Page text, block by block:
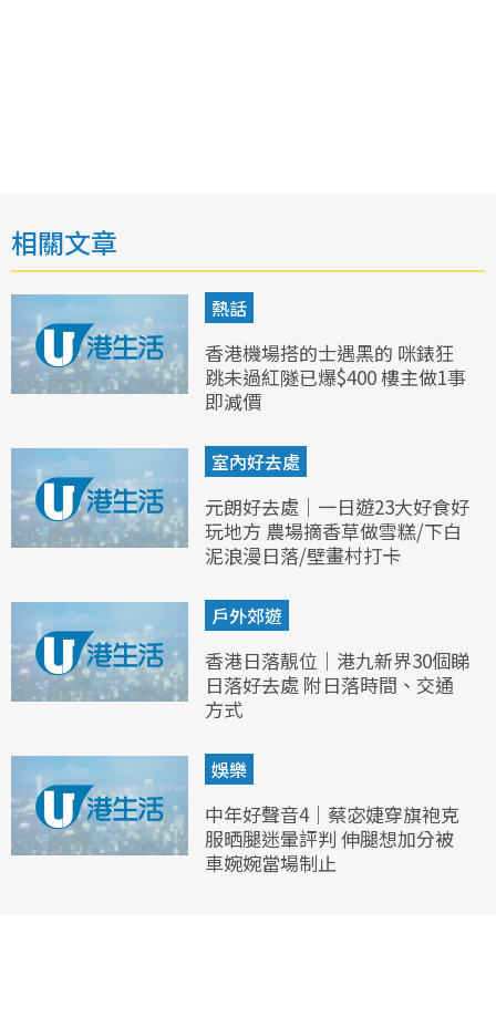
相關文章
熱話
香港機場搭的士遇黑的 咪錶狂
跳未過紅隧已爆$400 樓主做1事
即減價
室內好去處
元朗好去處｜一日遊23大好食好
玩地方 農場摘香草做雪糕/下白
泥浪漫日落/壁畫村打卡
戶外郊遊
香港日落靚位｜港九新界30個睇
日落好去處 附日落時間、交通
方式
娛樂
中年好聲音4｜蔡宓婕穿旗袍克
服晒腿迷暈評判 伸腿想加分被
車婉婉當場制止